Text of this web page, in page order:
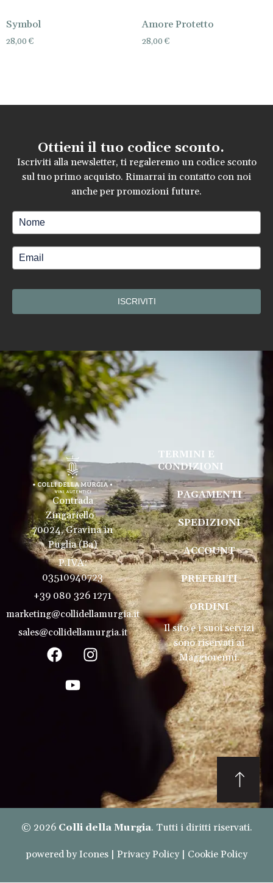
Symbol
28,00€
Amore Protetto
28,00€
Ottieni il tuo codice sconto.
Iscriviti alla newsletter, ti regaleremo un codice sconto
sul tuo primo acquisto. Rimarrai in contatto con noi
anche per promozioni future.
ISCRIVITI
Contrada
Zingariello
70024, Gravina in
Puglia (Ba)
P.IVA:
03510940723
+39 080 326 1271
marketing@collidellamurgia.it
sales@collidellamurgia.it
TERMINI E
CONDIZIONI
PAGAMENTI
SPEDIZIONI
ACCOUNT
PREFERITI
ORDINI
Il sito e i suoi servizi
sono riservati ai
Maggiorenni.
© 2026 Colli della Murgia. Tutti i diritti riservati.
powered byIcones| Privacy Policy| Cookie Policy